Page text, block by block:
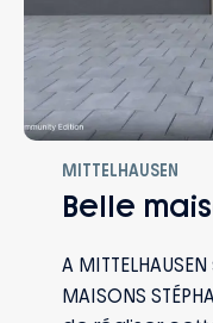
MITTELHAUSEN
Belle
A
MAISONS